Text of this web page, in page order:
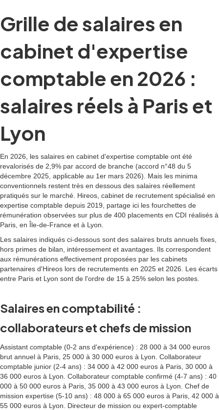
Grille de salaires en
cabinet d'expertise
comptable en 2026 :
salaires réels à Paris et
Lyon
En 2026, les salaires en cabinet d'expertise comptable ont été
revalorisés de 2,9% par accord de branche (accord n°48 du 5
décembre 2025, applicable au 1er mars 2026). Mais les minima
conventionnels restent très en dessous des salaires réellement
pratiqués sur le marché. Hireos, cabinet de recrutement spécialisé en
expertise comptable depuis 2019, partage ici les fourchettes de
rémunération observées sur plus de 400 placements en CDI réalisés à
Paris, en Île-de-France et à Lyon.
Les salaires indiqués ci-dessous sont des salaires bruts annuels fixes,
hors primes de bilan, intéressement et avantages. Ils correspondent
aux rémunérations effectivement proposées par les cabinets
partenaires d'Hireos lors de recrutements en 2025 et 2026. Les écarts
entre Paris et Lyon sont de l'ordre de 15 à 25% selon les postes.
Salaires en comptabilité :
collaborateurs et chefs de mission
Assistant comptable (0-2 ans d'expérience) : 28 000 à 34 000 euros
brut annuel à Paris, 25 000 à 30 000 euros à Lyon. Collaborateur
comptable junior (2-4 ans) : 34 000 à 42 000 euros à Paris, 30 000 à
36 000 euros à Lyon. Collaborateur comptable confirmé (4-7 ans) : 40
000 à 50 000 euros à Paris, 35 000 à 43 000 euros à Lyon. Chef de
mission expertise (5-10 ans) : 48 000 à 65 000 euros à Paris, 42 000 à
55 000 euros à Lyon. Directeur de mission ou expert-comptable